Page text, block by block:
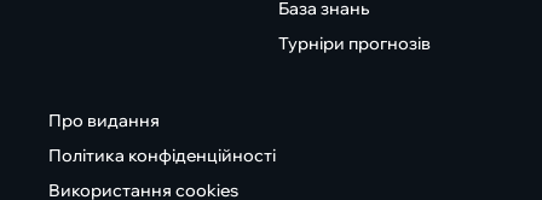
База знань
Турніри прогнозів
Про видання
Політика конфіденційності
Використання cookies